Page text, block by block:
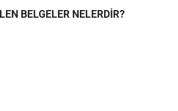
BELGELER NELERDİR?